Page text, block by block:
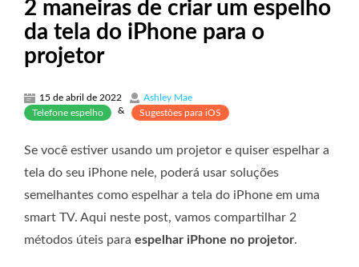
2 maneiras de criar um espelho
da tela do iPhone para o
projetor
15 de abril de 2022
Ashley Mae
Telefone espelho
& Sugestões para iOS
Se você estiver usando um projetor e quiser espelhar a
tela do seu iPhone nele, poderá usar soluções
semelhantes como espelhar a tela do iPhone em uma
smart TV. Aqui neste post, vamos compartilhar 2
métodos úteis para espelhar iPhone no projetor.